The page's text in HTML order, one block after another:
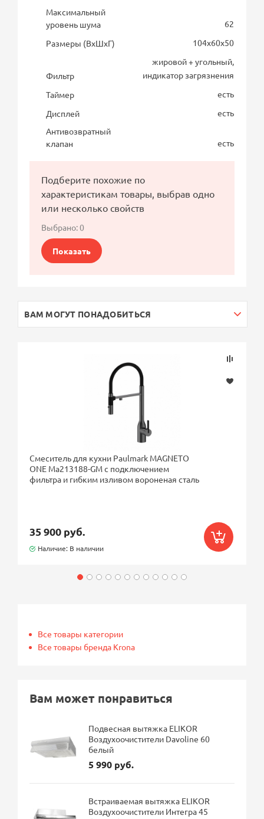
Максимальный
уровень шума
62
Размеры (ВхШхГ)
104х60х50
Фильтр
жировой + угольный,
индикатор загрязнения
Таймер
есть
Дисплей
есть
Антивозвратный
клапан
есть
Подберите похожие по
характеристикам товары, выбрав одно
или несколько свойств
Выбрано:0
Показать
ВАМ МОГУТ ПОНАДОБИТЬСЯ
Смеситель для кухни Paulmark MAGNETO
ONE Ma213188-GM с подключением
фильтра и гибким изливом вороненая сталь
35 900 руб.
Наличие: В наличии
Все товары категории
Все товары бренда Krona
Вам может понравиться
Подвесная вытяжка ELIKOR
Воздухоочистители Davoline 60
белый
5 990 руб.
Встраиваемая вытяжка ELIKOR
Воздухоочистители Интегра 45